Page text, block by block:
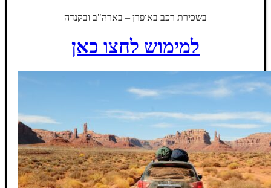
בשכירת רכב באופרן – בארה"ב ובקנדה
למימוש לחצו כאן